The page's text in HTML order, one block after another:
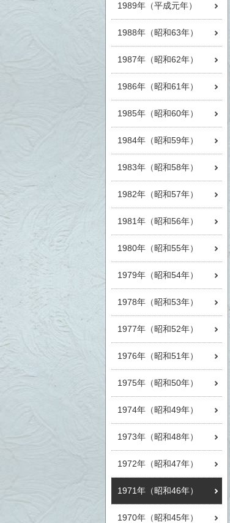
1989年（平成元年）
1988年（昭和63年）
1987年（昭和62年）
1986年（昭和61年）
1985年（昭和60年）
1984年（昭和59年）
1983年（昭和58年）
1982年（昭和57年）
1981年（昭和56年）
1980年（昭和55年）
1979年（昭和54年）
1978年（昭和53年）
1977年（昭和52年）
1976年（昭和51年）
1975年（昭和50年）
1974年（昭和49年）
1973年（昭和48年）
1972年（昭和47年）
1971年（昭和46年）
1970年（昭和45年）